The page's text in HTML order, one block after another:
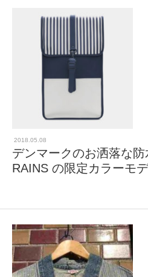
2018.05.08
デンマークのお洒落な
RAINS の限定カラーモ